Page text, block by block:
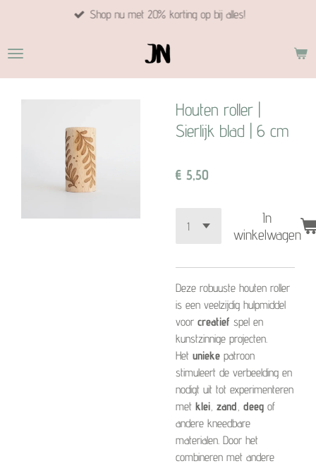
naar
hoofdinhoud
Shop nu met 20% korting op bij alles!
Houten roller |
Sierlijk blad | 6 cm
€ 5,50
In
winkelwagen
Deze robuuste houten roller
is een veelzijdig hulpmiddel
voor creatief spel en
kunstzinnige projecten.
Het unieke patroon
stimuleert de verbeelding en
nodigt uit tot experimenteren
met klei, zand, deeg of
andere kneedbare
materialen. Door het
combineren met andere